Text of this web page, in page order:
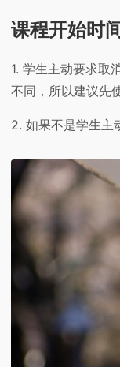
课程开始时
1. 学生主动要求取
不同，所以建议先
2. 如果不是学生主